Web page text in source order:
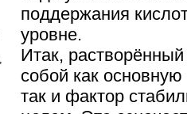
поддержания
уровне.
Итак,
собой как
так и фактор